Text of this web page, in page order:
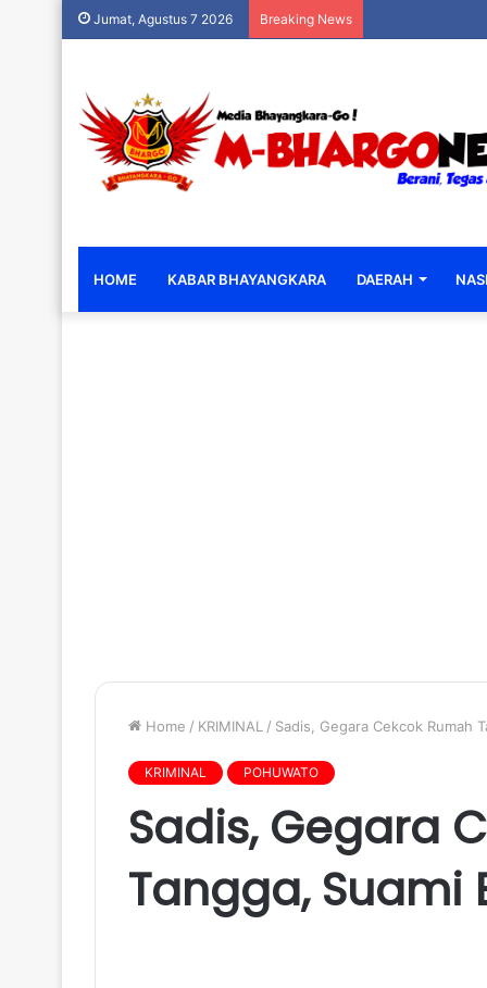
Jumat, Agustus 7 2026 Breaking News
HOME KABAR BHAYANGKARA DAERAH
Home / KRIMINAL / Sadis, Gegara Cekcok Rumah
KRIMINAL POHUWATO
Sadis, Gegara
Tangga, Suami